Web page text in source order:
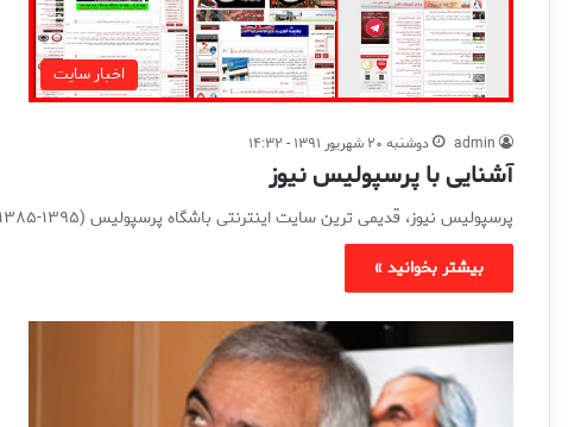
اخبار سایت
admin دوشنبه ۲۰ شهریور ۱۳۹۱ - ۱۴:۳۲
آشنایی با پرسپولیس نیوز
پرسپولیس نیوز، قدیمی ترین سایت اینترنتی باشگاه پرسپولیس (۱۳۹۵-۱۳۸۵) یک سایت خبری - تحلیلی است که در تیرماه ۱۳۸۵ فعالیت…
بیشتر بخوانید »